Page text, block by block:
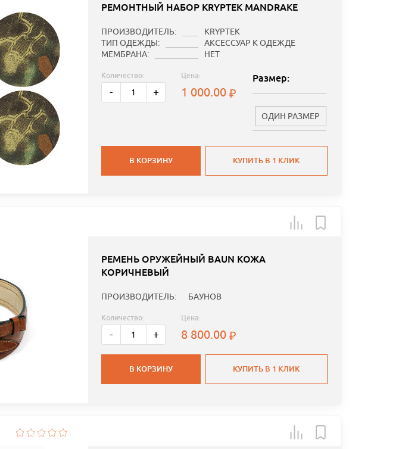
РЕМОНТНЫЙ НАБОР KRYPTEK MANDRAKE
ПРОИЗВОДИТЕЛЬ:
KRYPTEK
ТИП ОДЕЖДЫ:
АКСЕССУАР К ОДЕЖДЕ
МЕМБРАНА:
НЕТ
Количество:
- +
Цена:
1 000.00
Размер:
ОДИН РАЗМЕР
В КОРЗИНУ КУПИТЬ В 1 КЛИК
РЕМЕНЬ ОРУЖЕЙНЫЙ BAUN КОЖА
КОРИЧНЕВЫЙ
ПРОИЗВОДИТЕЛЬ: БАУНОВ
Количество:
- +
Цена:
8 800.00
В КОРЗИНУ КУПИТЬ В 1 КЛИК